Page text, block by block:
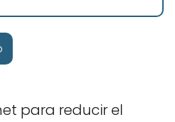
para reducir el